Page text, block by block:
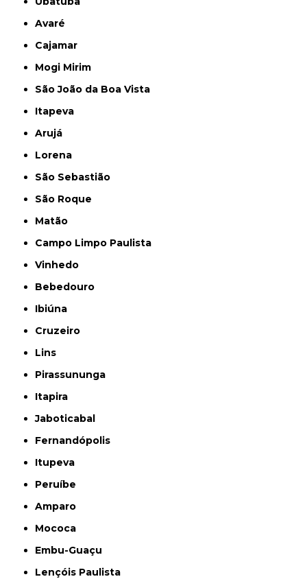
Avaré
Cajamar
Mogi Mirim
São João da Boa Vista
Itapeva
Arujá
Lorena
São Sebastião
São Roque
Matão
Campo Limpo Paulista
Vinhedo
Bebedouro
Ibiúna
Cruzeiro
Lins
Pirassununga
Itapira
Jaboticabal
Fernandópolis
Itupeva
Peruíbe
Amparo
Mococa
Embu-Guaçu
Lençóis Paulista